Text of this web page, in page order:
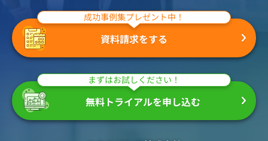
成功事例集プレゼント中！
資料請求をする
まずはお試しください！
無料トライアルを申し込む